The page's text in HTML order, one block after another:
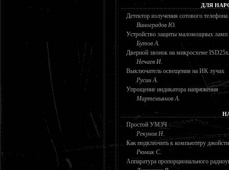
ДЛЯ
Детектор излучения сотового телефона
Виноградов Ю.
Устройство защиты маломощных ламп
Бутов А.
Дверной звонок на микросхеме
Нечаев И.
Выключатель освещения на ИК лучах
Русин А.
Упрощение индикатора напряжения
Мартемьянов А.
Простой УМЗЧ
Рекунов Н.
Как подключить к компьютеру
Рюмик С.
Аппаратура пропорционального